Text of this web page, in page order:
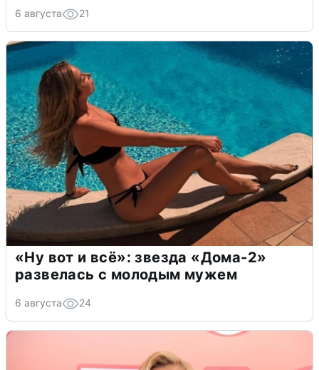
6 августа 21
«Ну вот и всё»: звезда «Дома-2»
развелась с молодым мужем
6 августа 24